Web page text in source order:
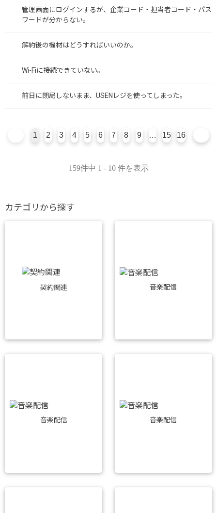
管理画面にログインするが、企業コード・担当者コード・パス
ワードが分からない。
解約後の機材はどうすればいいのか。
Wi-Fiに接続できていない。
前日に閉局しないまま、USENレジを使ってしまった。
159件中 1 - 10 件を表示
1 2 3 4 5 6 7 8 9 … 15 16
カテゴリから探す
契約関連 音楽配信
音楽配信 音楽配信